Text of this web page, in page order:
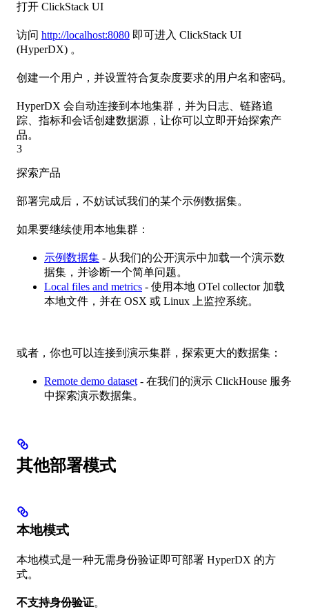
打开 ClickStack UI
访问 http://localhost:8080 即可进入 ClickStack UI
(HyperDX) 。
创建一个用户，并设置符合复杂度要求的用户名和密码。
HyperDX 会自动连接到本地集群，并为日志、链路追
踪、指标和会话创建数据源，让你可以立即开始探索产
品。
3
探索产品
部署完成后，不妨试试我们的某个示例数据集。
如果要继续使用本地集群：
示例数据集 - 从我们的公开演示中加载一个演示数
据集，并诊断一个简单问题。
Local files and metrics - 使用本地 OTel collector 加载
本地文件，并在 OSX 或 Linux 上监控系统。
或者，你也可以连接到演示集群，探索更大的数据集：
Remote demo dataset - 在我们的演示 ClickHouse 服务
中探索演示数据集。
其他部署模式
本地模式
本地模式是一种无需身份验证即可部署 HyperDX 的方
式。
不支持身份验证。